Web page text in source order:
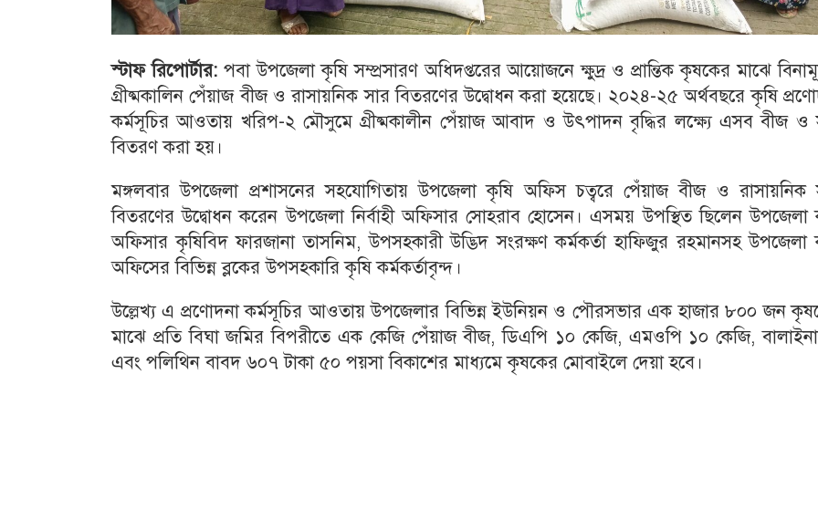
স্টাফ রিপোর্টার:পবা উপজেলা কৃষি সম্প্রসারণ অধিদপ্তরের আয়োজনে ক্ষুদ্র ও প্রান্তিক কৃষকের মাঝে
গ্রীষ্মকালিন পেঁয়াজ বীজ ও রাসায়নিক সার বিতরণের উদ্বোধন করা হয়েছে। ২০২৪-২৫ অর্থবছরে কৃষি
কর্মসূচির আওতায় খরিপ-২ মৌসুমে গ্রীষ্মকালীন পেঁয়াজ আবাদ ও উৎপাদন বৃদ্ধির লক্ষ্যে এসব বীজ ও
বিতরণ করা হয়।
মঙ্গলবার উপজেলা প্রশাসনের সহযোগিতায় উপজেলা কৃষি অফিস চত্বরে পেঁয়াজ বীজ ও রাসায়নিক
বিতরণের উদ্বোধন করেন উপজেলা নির্বাহী অফিসার সোহরাব হোসেন। এসময় উপস্থিত ছিলেন উপজেলা
অফিসার কৃষিবিদ ফারজানা তাসনিম, উপসহকারী উদ্ভিদ সংরক্ষণ কর্মকর্তা হাফিজুর রহমানসহ উপজেলা
অফিসের বিভিন্ন ব্লকের উপসহকারি কৃষি কর্মকর্তাবৃন্দ।
উল্লেখ্য এ প্রণোদনা কর্মসূচির আওতায় উপজেলার বিভিন্ন ইউনিয়ন ও পৌরসভার এক হাজার ৮০০ জন
মাঝে প্রতি বিঘা জমির বিপরীতে এক কেজি পেঁয়াজ বীজ, ডিএপি ১০ কেজি, এমওপি ১০ কেজি,
এবং পলিথিন বাবদ ৬০৭ টাকা ৫০ পয়সা বিকাশের মাধ্যমে কৃষকের মোবাইলে দেয়া হবে।